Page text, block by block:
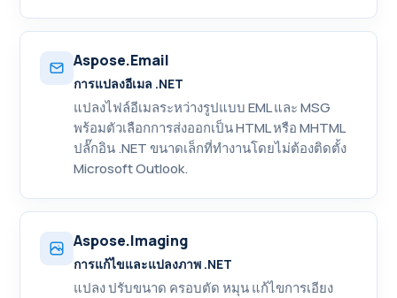
Aspose.Email
การแปลงอีเมล .NET
แปลงไฟล์อีเมลระหว่างรูปแบบ EML และ MSG
พร้อมตัวเลือกการส่งออกเป็น HTML หรือ MHTML
ปลั๊กอิน .NET ขนาดเล็กที่ทำงานโดยไม่ต้องติดตั้ง
Microsoft Outlook.
Aspose.Imaging
การแก้ไขและแปลงภาพ .NET
แปลง ปรับขนาด ครอบตัด หมุน แก้ไขการเอียง